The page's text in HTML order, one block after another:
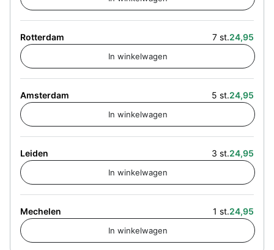
Rotterdam 7 st.24,95
Amsterdam 5 st.24,95
Leiden 3 st.24,95
Mechelen 1 st.24,95